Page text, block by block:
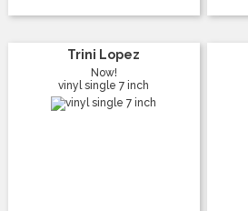
Trini Lopez
Now!
vinyl single 7 inch